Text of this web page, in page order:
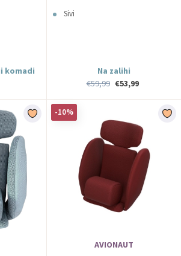
komadi
Sivi
Na zalihi
€59,99 €53,99
-10%
AVIONAUT